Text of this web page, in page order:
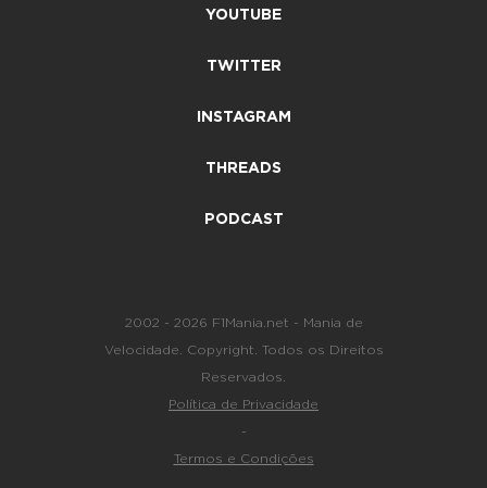
YOUTUBE
TWITTER
INSTAGRAM
THREADS
PODCAST
2002 - 2026 F1Mania.net - Mania de
Velocidade. Copyright. Todos os Direitos
Reservados.
Política de Privacidade
-
Termos e Condições